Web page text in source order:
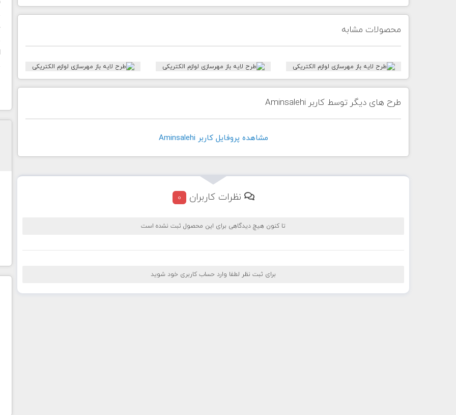
محصولات مشابه
طرح های دیگر توسط کاربر Aminsalehi
مشاهده پروفايل کاربر Aminsalehi
نظرات کاربران 0
تا کنون هیچ دیدگاهی برای این محصول ثبت نشده است
برای ثبت نظر لطفا وارد حساب کاربری خود شوید